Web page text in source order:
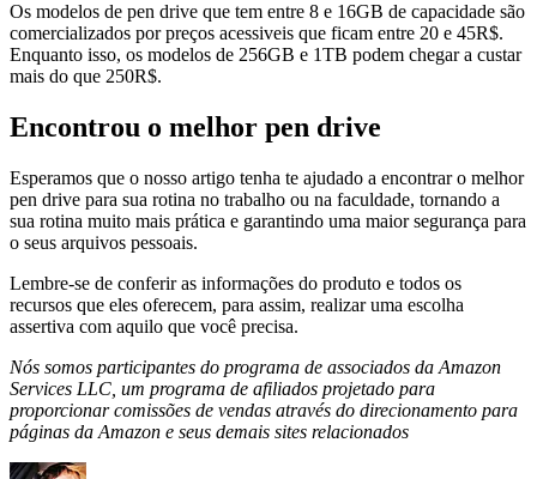
Os modelos de pen drive que tem entre 8 e 16GB de capacidade são
comercializados por preços acessiveis que ficam entre 20 e 45R$.
Enquanto isso, os modelos de 256GB e 1TB podem chegar a custar
mais do que 250R$.
Encontrou o melhor pen drive
Esperamos que o nosso artigo tenha te ajudado a encontrar o melhor
pen drive para sua rotina no trabalho ou na faculdade, tornando a
sua rotina muito mais prática e garantindo uma maior segurança para
o seus arquivos pessoais.
Lembre-se de conferir as informações do produto e todos os
recursos que eles oferecem, para assim, realizar uma escolha
assertiva com aquilo que você precisa.
Nós somos participantes do programa de associados da Amazon
Services LLC, um programa de afiliados projetado para
proporcionar comissões de vendas através do direcionamento para
páginas da Amazon e seus demais sites relacionados